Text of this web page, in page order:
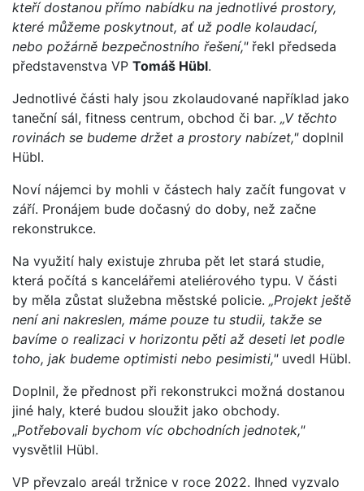
kteří dostanou přímo nabídku na jednotlivé prostory,
které můžeme poskytnout, ať už podle kolaudací,
nebo požárně bezpečnostního řešení," řekl předseda
představenstva VP Tomáš Hübl.
Jednotlivé části haly jsou zkolaudované například jako
taneční sál, fitness centrum, obchod či bar. „V těchto
rovinách se budeme držet a prostory nabízet," doplnil
Hübl.
Noví nájemci by mohli v částech haly začít fungovat v
září. Pronájem bude dočasný do doby, než začne
rekonstrukce.
Na využití haly existuje zhruba pět let stará studie,
která počítá s kancelářemi ateliérového typu. V části
by měla zůstat služebna městské policie. „Projekt ještě
není ani nakreslen, máme pouze tu studii, takže se
bavíme o realizaci v horizontu pěti až deseti let podle
toho, jak budeme optimisti nebo pesimisti,"uvedl Hübl.
Doplnil, že přednost při rekonstrukci možná dostanou
jiné haly, které budou sloužit jako obchody.
„Potřebovali bychom víc obchodních jednotek,"
vysvětlil Hübl.
VP převzalo areál tržnice v roce 2022. Ihned vyzvalo